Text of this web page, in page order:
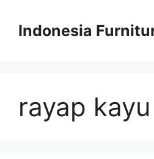
Indonesia
rayap kayu